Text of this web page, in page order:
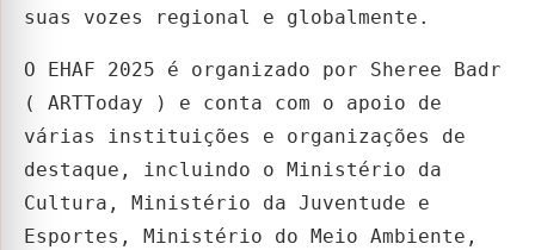
suas vozes regional e globalmente.
O EHAF 2025 é organizado por Sheree Badr
( ARTToday ) e conta com o apoio de
várias instituições e organizações de
destaque, incluindo o Ministério da
Cultura, Ministério da Juventude e
Esportes, Ministério do Meio Ambiente,